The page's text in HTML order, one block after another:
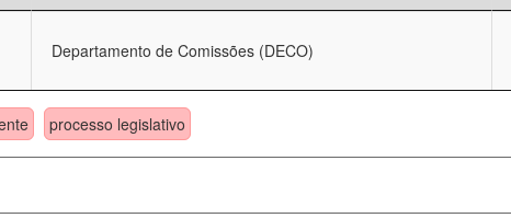
Departamento de Comissões (DECO)
processo legislativo